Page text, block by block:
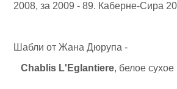
2008, за 2009 - 89. Каберне-Сира
Шабли от Жана Дюрупа -
Chablis L'Eglantiere, белое